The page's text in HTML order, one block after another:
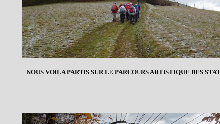
NOUS VOILA PARTIS SUR LE PARCOURS ARTISTIQUE DES